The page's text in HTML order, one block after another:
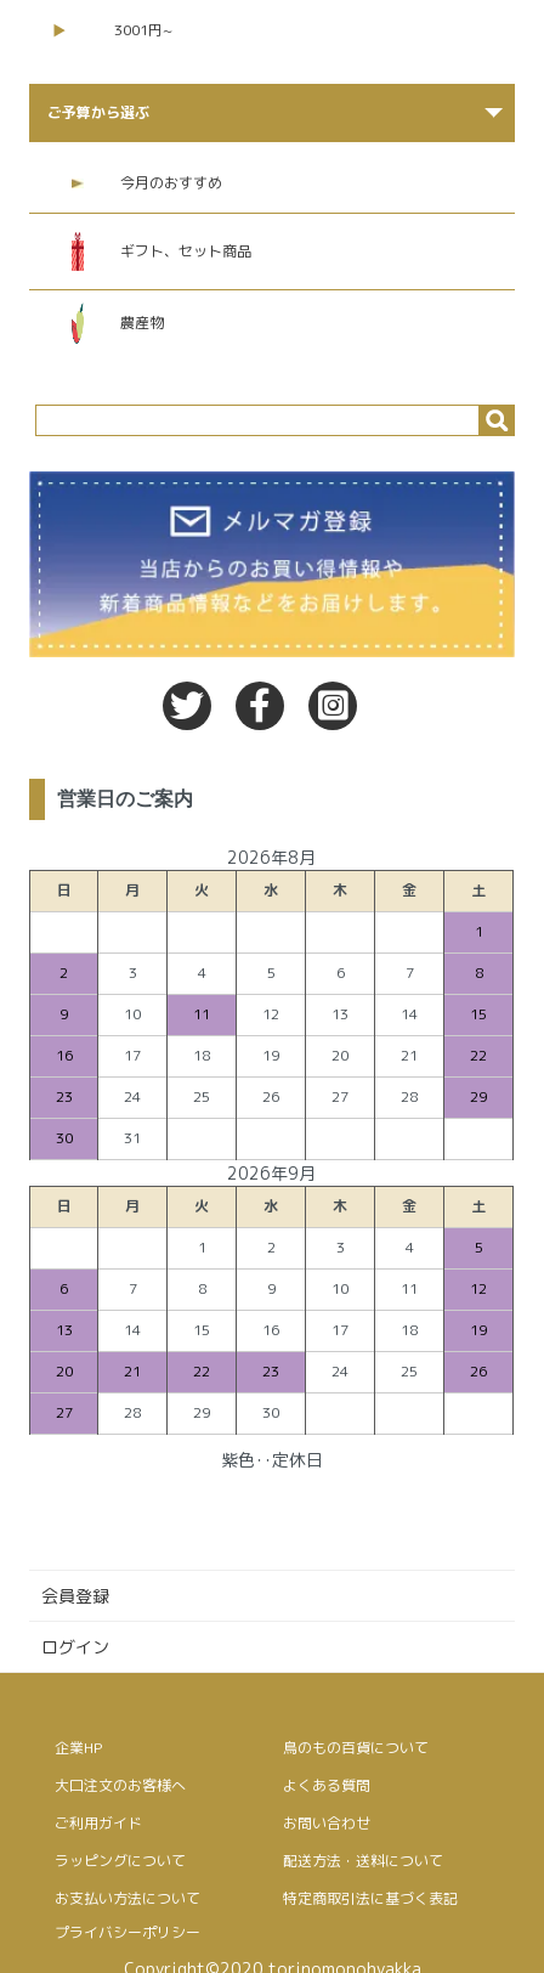
3001円~
ご予算から選ぶ
今月のおすすめ
ギフト、セット商品
農産物
営業日のご案内
2026年8月
日 月 火 水 木 金
土
1
2
3 4 5 6 7
8
9
10 11 12 13 14
15
16
17 18 19 20 21
22
23
24 25 26 27 28
29
30
31
2026年9月
日 月 火 水 木 金
土
1
2 3 4
5
6
7 8 9 10 11
12
13
14 15 16 17 18
19
20
21 22 23 24 25
26
27
28 29 30
紫色‥定休日
会員登録
ログイン
企業HP
鳥のもの百貨について
大口注文のお客様へ
よくある質問
ご利用ガイド
お問い合わせ
ラッピングについて
配送方法・送料について
お支払い方法について
特定商取引法に基づく表記
プライバシーポリシー
Copyright©2020 torinomonohyakka